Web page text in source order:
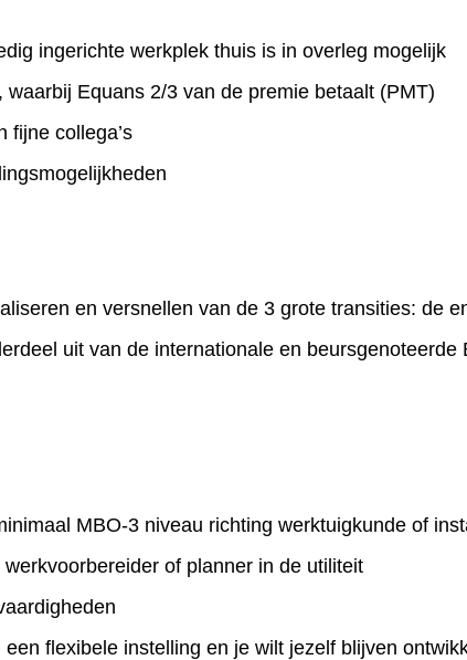
ingerichte werkplek thuis is in overleg mogelijk
waarbij Equans 2/3 van de premie betaalt (PMT)
fijne collega’s
en versnellen van de 3 grote transities: de
uit van de internationale en
MBO-3 niveau richting werktuigkunde of
of planner in de utiliteit
flexibele instelling en je wilt jezelf blijven